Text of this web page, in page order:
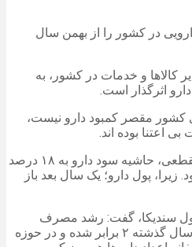
در کشور را از بهمن سال
و خدمات در کشور، به
اثرگذار است.
کشور مقصر کمبود دارو نیست،
اعتنا بوده اند.
فرهت گفت: سال گذشته در مقطعی، حاشیه سود دارو به ۱۸ درصد
پول دارو؛ یک سال بعد باز
سندیکا، گفت: رشد مصرف
کالاهای اساسی ما نسبت به ۵ سال گذشته ۲ برابر شده و در حوزه